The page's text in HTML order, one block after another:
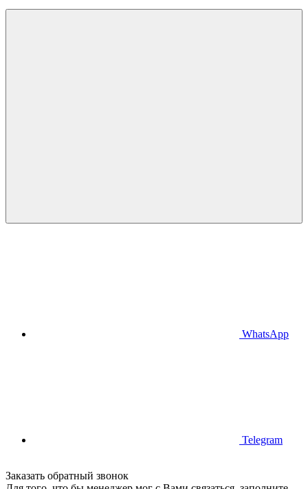
WhatsApp
Telegram
Заказать обратный звонок